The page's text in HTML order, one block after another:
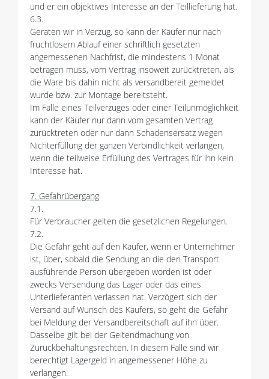
und er ein objektives Interesse an der Teillieferung hat.
6.3.
Geraten wir in Verzug, so kann der Käufer nur nach
fruchtlosem Ablauf einer schriftlich gesetzten
angemessenen Nachfrist, die mindestens 1 Monat
betragen muss, vom Vertrag insoweit zurücktreten, als
die Ware bis dahin nicht als versandbereit gemeldet
wurde bzw. zur Montage bereitsteht.
Im Falle eines Teilverzuges oder einer Teilunmöglichkeit
kann der Käufer nur dann vom gesamten Vertrag
zurücktreten oder nur dann Schadensersatz wegen
Nichterfüllung der ganzen Verbindlichkeit verlangen,
wenn die teilweise Erfüllung des Vertrages für ihn kein
Interesse hat.
7. Gefahrübergang
7.1.
Für Verbraucher gelten die gesetzlichen Regelungen.
7.2.
Die Gefahr geht auf den Käufer, wenn er Unternehmer
ist, über, sobald die Sendung an die den Transport
ausführende Person übergeben worden ist oder
zwecks Versendung das Lager oder das eines
Unterlieferanten verlassen hat. Verzögert sich der
Versand auf Wunsch des Käufers, so geht die Gefahr
bei Meldung der Versandbereitschaft auf ihn über.
Dasselbe gilt bei der Geltendmachung von
Zurückbehaltungsrechten. In diesem Falle sind wir
berechtigt Lagergeld in angemessener Höhe zu
verlangen.